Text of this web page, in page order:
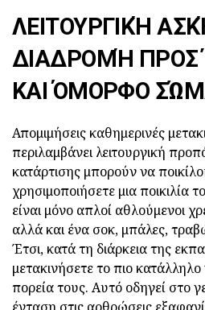
ΛΕΙΤΟΥΡΓΙΚΉ
ΔΙΑΔΡΟΜΉ ΠΡΟΣ
ΚΑΙ ΌΜΟΡΦΟ
Απομιμήσεις καθημερινές
περιλαμβάνει λειτουργική
κατάρτισης μπορούν να
χρησιμοποιήσετε μια ποικιλία
είναι μόνο απλοί αθλούμενοι
αλλά και ένα σοκ, μπάλες,
Έτσι, κατά τη διάρκεια της
μετακινήσετε το πιο
πορεία τους. Αυτό οδηγεί στο
ένταση στις αρθρώσεις